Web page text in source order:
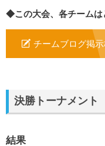
◆この大会、各チームは
チームブログ掲示
決勝トーナメント
結果